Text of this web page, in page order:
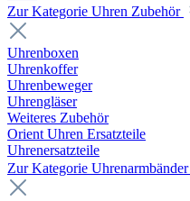
Zur Kategorie Uhren Zubehör
Uhrenboxen
Uhrenkoffer
Uhrenbeweger
Uhrengläser
Weiteres Zubehör
Orient Uhren Ersatzteile
Uhrenersatzteile
Zur Kategorie Uhrenarmbänder